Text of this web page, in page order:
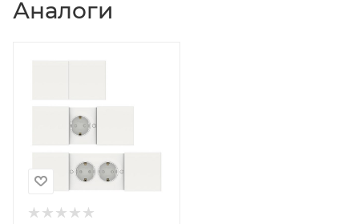
Аналоги